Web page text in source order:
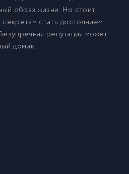
образ жизни. Но стоит
стать достоянием
репутация может
домик.